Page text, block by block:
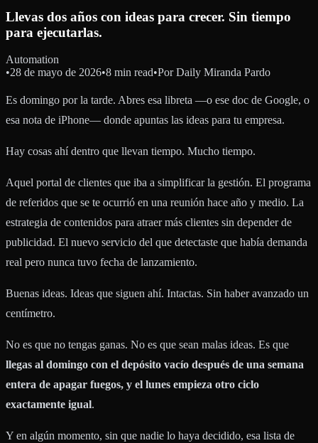
Llevas dos años con ideas para crecer. Sin tiempo
para ejecutarlas.
Automation
•28 de mayo de 2026•8 min read•Por Daily Miranda Pardo
Es domingo por la tarde. Abres esa libreta —o ese doc de Google, o
esa nota de iPhone— donde apuntas las ideas para tu empresa.
Hay cosas ahí dentro que llevan tiempo. Mucho tiempo.
Aquel portal de clientes que iba a simplificar la gestión. El programa
de referidos que se te ocurrió en una reunión hace año y medio. La
estrategia de contenidos para atraer más clientes sin depender de
publicidad. El nuevo servicio del que detectaste que había demanda
real pero nunca tuvo fecha de lanzamiento.
Buenas ideas. Ideas que siguen ahí. Intactas. Sin haber avanzado un
centímetro.
No es que no tengas ganas. No es que sean malas ideas. Es que
llegas al domingo con el depósito vacío después de una semana
entera de apagar fuegos, y el lunes empieza otro ciclo
exactamente igual.
Y en algún momento, sin que nadie lo haya decidido, esa lista de